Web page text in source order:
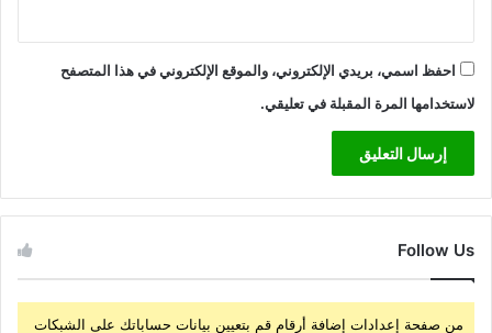
احفظ اسمي، بريدي الإلكتروني، والموقع الإلكتروني في هذا المتصفح
لاستخدامها المرة المقبلة في تعليقي.
Follow Us
من صفحة إعدادات إضافة أرقام قم بتعيين بيانات حساباتك على الشبكات